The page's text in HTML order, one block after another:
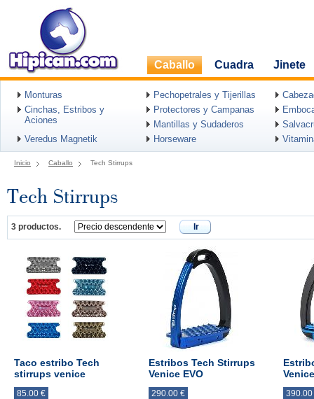
Caballo Cuadra Jinete
Monturas Pechopetrales y Tijerillas
Cinchas, Estribos y
Aciones
Protectores y Campanas
Mantillas y Sudaderos
Veredus Magnetik
Horseware
Inicio Caballo Tech Stirrups
Tech Stirrups
3 productos. Ir
Taco estribo Tech
stirrups venice
85.00 €
Estribos Tech Stirrups
Venice EVO
290.00 €
390.00